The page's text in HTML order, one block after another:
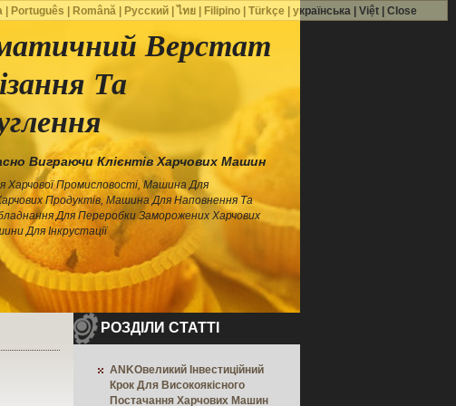
Верстат
Та
Виграючи Клієнтів Харчових Машин
Харчової Промисловості, Машина Для
Продуктів, Машина Для Наповнення Та
Для Переробки Заморожених Харчових
Для Інкрустації
РОЗДІЛИ СТАТТІ
ANKOвеликий Інвестиційний
Крок Для Високоякісного
Постачання Харчових Машин
| Português Română| Русский| ไทย| Filipino| Türkçe українська| Việt| Close